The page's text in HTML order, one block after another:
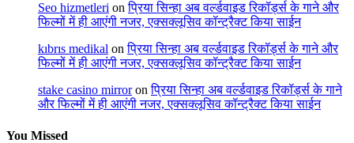
Seo hizmetleri onप्रिया सिन्हा अब वर्ल्डवाइड रिकॉर्ड्स के गाने और
फिल्मों में ही आएंगी नजर, एक्सक्लूसिव कॉन्ट्रैक्ट किया साईन
kıbrıs medikal onप्रिया सिन्हा अब वर्ल्डवाइड रिकॉर्ड्स के गाने और
फिल्मों में ही आएंगी नजर, एक्सक्लूसिव कॉन्ट्रैक्ट किया साईन
stake casino mirroronप्रिया सिन्हा अब वर्ल्डवाइड रिकॉर्ड्स के गाने
और फिल्मों में ही आएंगी नजर, एक्सक्लूसिव कॉन्ट्रैक्ट किया साईन
You Missed